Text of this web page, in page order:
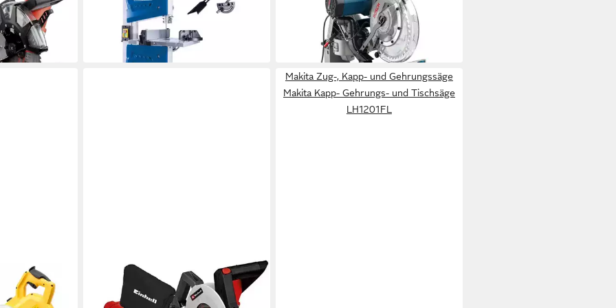
129,30 €
in 4-5 Werktagen bei dir
Kapp-und Gehrungssäge GCM 10
1.098,55 €
in 4-5 Werktagen bei dir
mm 1850
EINHELL
Zug-, Kapp- und Gehrungssäge Zug-
Kapp-Gehrungssäge
Makita Zug-, Kapp- und Gehrungssäge
Makita Kapp- Gehrungs- und Tischsäge
LH1201FL